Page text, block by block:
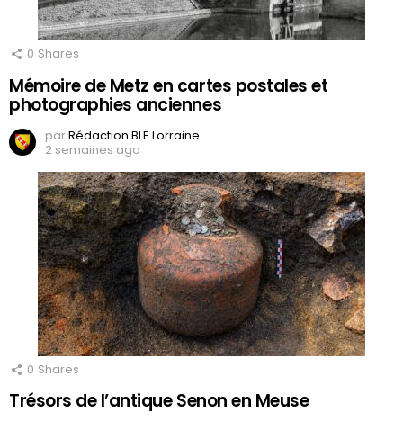
0 Shares
Mémoire de Metz en cartes postales et
photographies anciennes
parRédaction BLE Lorraine
2 semaines ago
0 Shares
Trésors de l’antique Senon en Meuse